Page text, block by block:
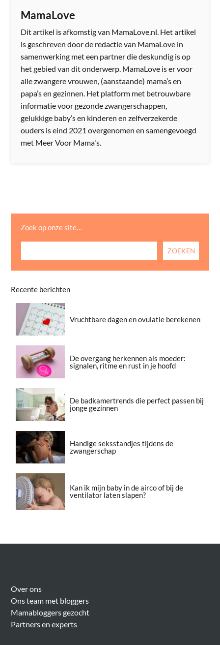
MamaLove
Dit artikel is afkomstig van MamaLove.nl. Het artikel
is geschreven door de redactie van MamaLove in
samenwerking met een partner die deskundig is op
het gebied van dit onderwerp. MamaLove is er voor
alle zwangere vrouwen, (aanstaande) mama’s en
papa’s en gezinnen. Het platform met betrouwbare
informatie voor gezonde zwangerschappen,
gelukkige baby’s en kinderen en zelfverzekerde
ouders is eind 2021 overgenomen en samengevoegd
met Meer Voor Mama's.
Zoek op onze site…
Recente berichten
Vruchtbare dagen en ovulatie berekenen
De overgang herkennen als moeder:
signalen, ritme en rust in je hoofd
De badkamertrends die perfect passen bij
jonge gezinnen
Handige seksstandjes tijdens de
zwangerschap
Kan ik mijn baby in de airco of bij de
ventilator laten slapen?
Over ons
Ons team met bloggers
Mamabloggers gezocht
Partners en experts